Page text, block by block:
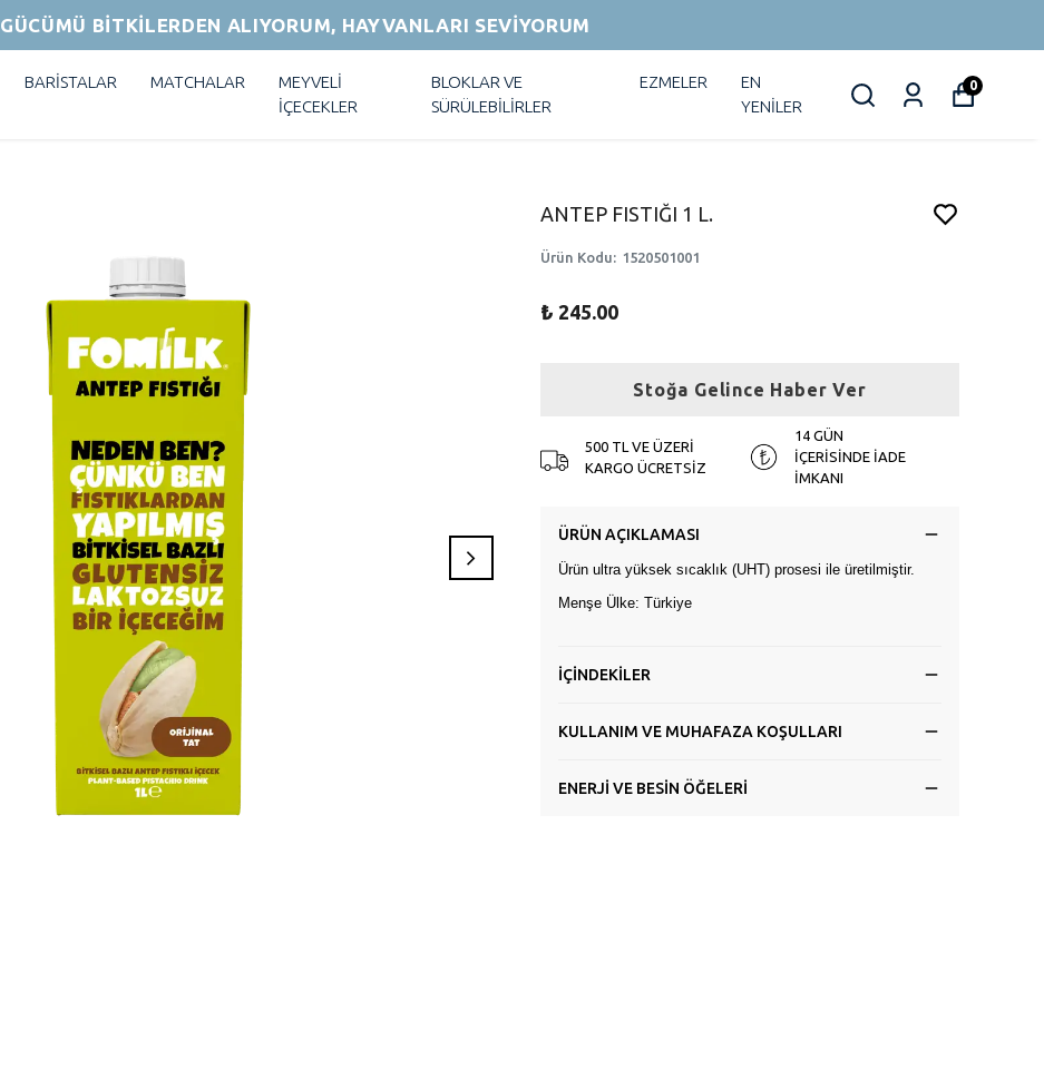
GÜCÜMÜ BİTKİLERDEN ALIYORUM, HAYVANLARI SEVİYORUM
BARİSTALAR MATCHALAR
MEYVELİ
İÇECEKLER
BLOKLAR VE
SÜRÜLEBİLİRLER
EZMELER
EN
YENİLER
0
ANTEP FISTIĞI 1 L.
Ürün Kodu: 1520501001
₺ 245.00
Stoğa Gelince Haber Ver
500 TL VE ÜZERİ
KARGO ÜCRETSİZ
14 GÜN
İÇERİSİNDE İADE
İMKANI
ÜRÜN AÇIKLAMASI
Ürün ultra yüksek sıcaklık (UHT) prosesi ile üretilmiştir.
Menşe Ülke: Türkiye
İÇİNDEKİLER
KULLANIM VE MUHAFAZA KOŞULLARI
ENERJİ VE BESİN ÖĞELERİ